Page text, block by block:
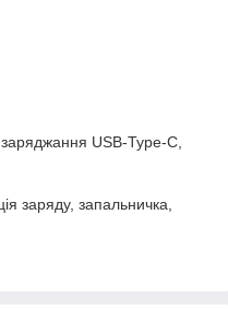
USB-Type-C,
заряду, запальничка,